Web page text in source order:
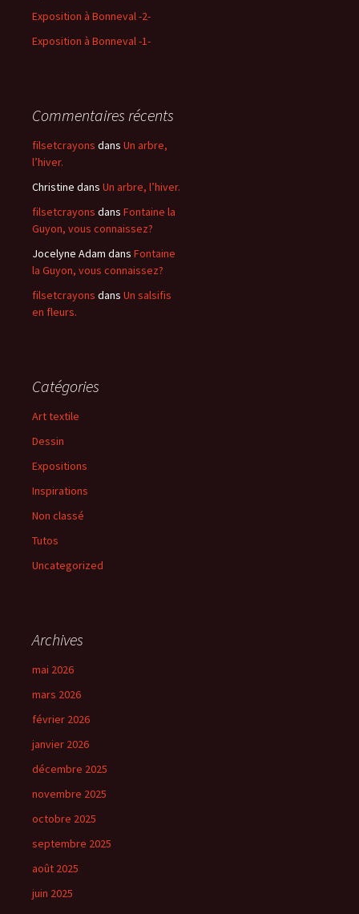
Exposition à Bonneval -2-
Exposition à Bonneval -1-
Commentaires récents
filsetcrayons dans Un arbre,
l’hiver.
Christine dans Un arbre, l’hiver.
filsetcrayons dans Fontaine la
Guyon, vous connaissez?
Jocelyne Adam dans Fontaine
la Guyon, vous connaissez?
filsetcrayons dans Un salsifis
en fleurs.
Catégories
Art textile
Dessin
Expositions
Inspirations
Non classé
Tutos
Uncategorized
Archives
mai 2026
mars 2026
février 2026
janvier 2026
décembre 2025
novembre 2025
octobre 2025
septembre 2025
août 2025
juin 2025